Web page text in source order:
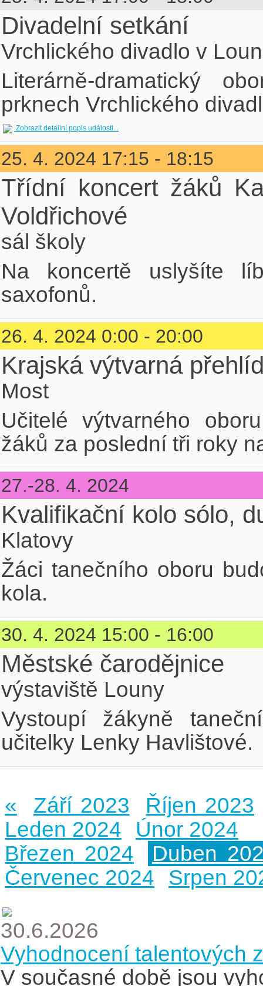
Divadelní setkání
Vrchlického divadlo v
Literárně-dramatický
prknech Vrchlického
Zobrazit detailní popis události...
25. 4. 2024 17:15 - 18:15
Třídní koncert žáků
Voldřichové
sál školy
Na koncertě uslyšíte
saxofonů.
26. 4. 2024 0:00 - 20:00
Krajská výtvarná
Most
Učitelé výtvarného
žáků za poslední tři roky
27.-28. 4. 2024
Kvalifikační kolo sólo,
Klatovy
Žáci tanečního oboru
kola.
30. 4. 2024 15:00 - 16:00
Městské čarodějnice
výstaviště Louny
Vystoupí žákyně
učitelky Lenky Havlištové.
« Září 2023
Říjen 2023
Leden 2024
Únor 2024
Březen 2024
Duben
Červenec 2024
Srpen
30.6.2026
Vyhodnocení talentových
V současné době jsou